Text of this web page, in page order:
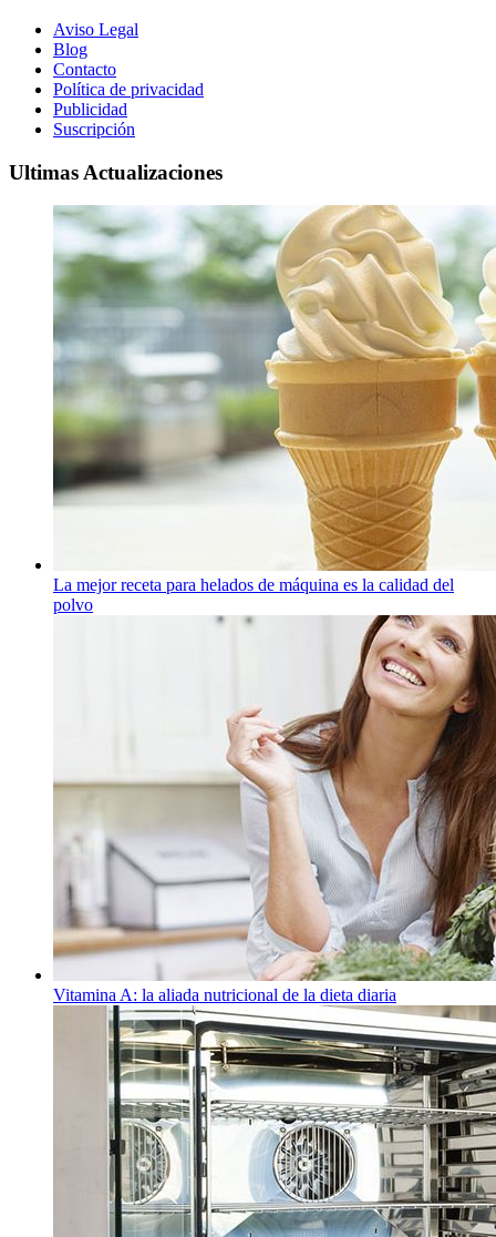
Aviso Legal
Blog
Contacto
Política de privacidad
Publicidad
Suscripción
Ultimas Actualizaciones
La mejor receta para helados de máquina es la calidad del
polvo
Vitamina A: la aliada nutricional de la dieta diaria